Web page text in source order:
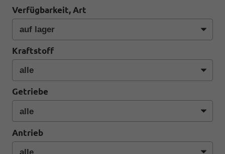
Verfügbarkeit, Art
Kraftstoff
Getriebe
Antrieb